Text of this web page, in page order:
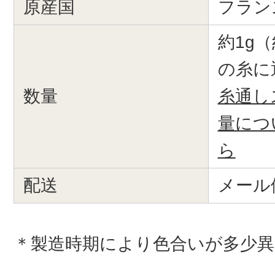
原産国
フラ
数量
約1g
の糸
糸通
量に
ら
配送
メー
＊製造時期により色合いが多少